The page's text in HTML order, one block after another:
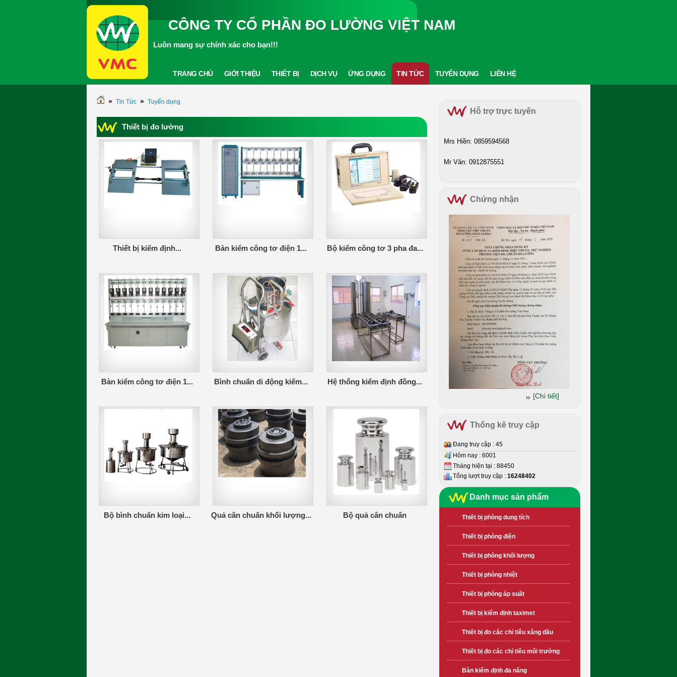
CÔNG TY CỔ PHẦN ĐO LƯỜNG VIỆT NAM
Luôn mang sự chính xác cho bạn!!!
TRANG CHỦ GIỚI THIỆU THIẾT BỊ DỊCH VỤ ỨNG DỤNG TIN TỨC TUYỂN DỤNG LIÊN HỆ
» Tin Tức » Tuyển dụng
Thiết bị đo lường
Thiết bị kiểm định... Bàn kiểm công tơ điện 1... Bộ kiểm công tơ 3 pha đa...
Bàn kiểm công tơ điện 1... Bình chuẩn di động kiểm... Hệ thống kiểm định đồng...
Bộ bình chuẩn kim loại... Quả cân chuẩn khối lượng... Bộ quả cân chuẩn
Hỗ trợ trực tuyến
Mrs Hiền: 0859594568
Mr Văn: 0912875551
Chứng nhận
[Chi tiết]
Thống kê truy cập
Đang truy cập : 45
Hôm nay : 6001
Tháng hiện tại : 88450
Tổng lượt truy cập : 16248402
Danh mục sản phẩm
Thiết bị phòng dung tích
Thiết bị phòng điện
Thiết bị phòng khối lượng
Thiết bị phòng nhiệt
Thiết bị phòng áp suất
Thiết bị kiểm định taximet
Thiết bị đo các chỉ tiêu xăng dầu
Thiết bị đo các chỉ tiêu môi trường
Bàn kiểm định đa năng